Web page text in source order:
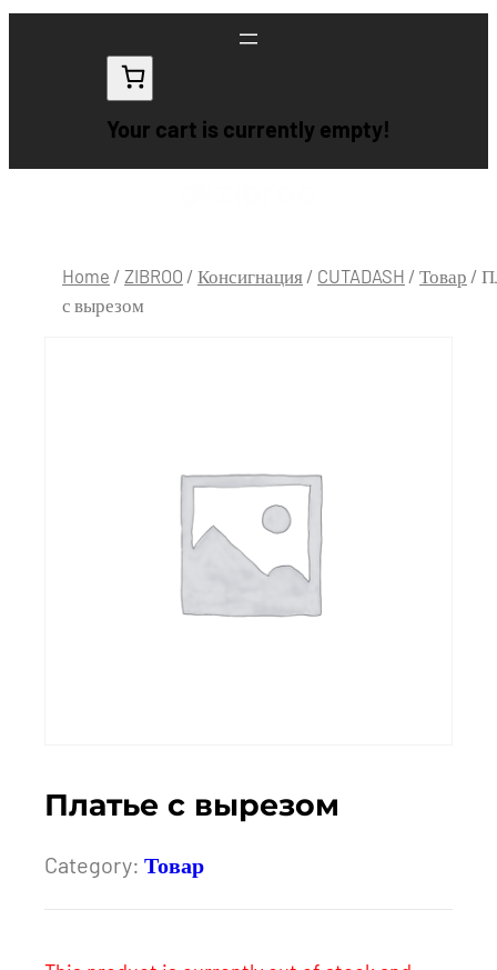
Your cart is currently empty!
Home / ZIBROO / Консигнация / CUTADASH / Товар /
с вырезом
Платье с вырезом
Category: Товар